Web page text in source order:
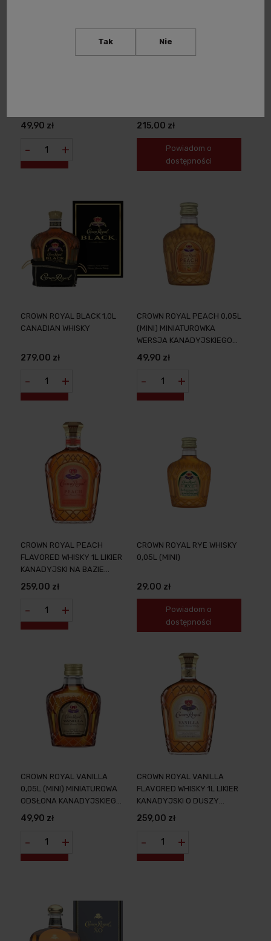
JABŁKOWY NA BAZIE
49,90 zł
- +
215,00 zł
Powiadom o
dostępności
CROWN ROYAL BLACK 1,0L
CANADIAN WHISKY
279,00 zł
- +
CROWN ROYAL PEACH 0,05L
(MINI) MINIATUROWKA
WERSJA KANADYJSKIEGO
LIKIERU BRZOSKWINIOWEGO
49,90 zł
- +
CROWN ROYAL PEACH
FLAVORED WHISKY 1L LIKIER
KANADYJSKI NA BAZIE
KULTOWEJ WHISKY
259,00 zł
- +
CROWN ROYAL RYE WHISKY
0,05L (MINI)
29,00 zł
Powiadom o
dostępności
CROWN ROYAL VANILLA
0,05L (MINI) MINIATUROWA
ODSŁONA KANADYJSKIEGO
LIKIERU WANILIOWEGO
49,90 zł
- +
CROWN ROYAL VANILLA
FLAVORED WHISKY 1L LIKIER
KANADYJSKI O DUSZY
PEŁNEJ KRÓLEWSKIEJ
259,00 zł
- +
Tak Nie